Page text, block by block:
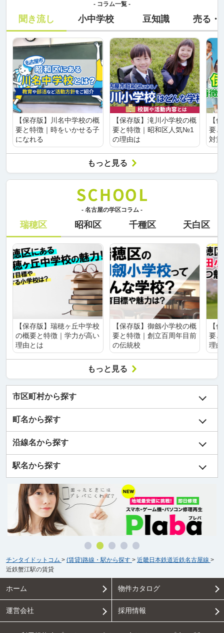
- コラム一覧 -
聞き流し 小中学校 豆知識 売る・
【保存版】川名中学校の概
要と特徴｜時をいかせる子
になれる
【保存版】滝川小学校の概
要と特徴｜昭和区人気№1
の理由は
【
要
対
もっと見る
- 名古屋の学区コラム -
瑞穂区 昭和区 千種区 天白区
【保存版】瑞穂ヶ丘中学校
の概要と特徴｜学力が高い
理由とは
【保存版】御劔小学校の概
要と特徴｜創立百周年目前
の伝統校
【
要
理
もっと見る
市区町村から探す
町名から探す
沿線名から探す
駅名から探す
チンタイドットコム > (賃貸)路線・駅から探す > 近畿日本鉄道近鉄名古屋線 >
近鉄蟹江駅の賃貸
ホーム 物件カタログ
運営会社 採用情報